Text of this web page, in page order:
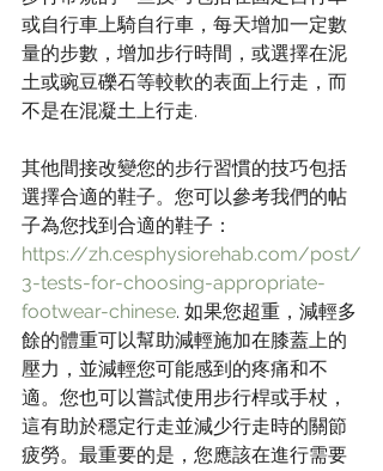
或自行車上騎自行車，每天增加一定數
量的步數，增加步行時間，或選擇在泥
土或豌豆礫石等較軟的表面上行走，而
不是在混凝土上行走.
其他間接改變您的步行習慣的技巧包括
選擇合適的鞋子。您可以參考我們的帖
子為您找到合適的鞋子：
https://zh.cesphysiorehab.com/post/
3-tests-for-choosing-appropriate-
footwear-chinese. 如果您超重，減輕多
餘的體重可以幫助減輕施加在膝蓋上的
壓力，並減輕您可能感到的疼痛和不
適。您也可以嘗試使用步行桿或手杖，
這有助於穩定行走並減少行走時的關節
疲勞。最重要的是，您應該在進行需要